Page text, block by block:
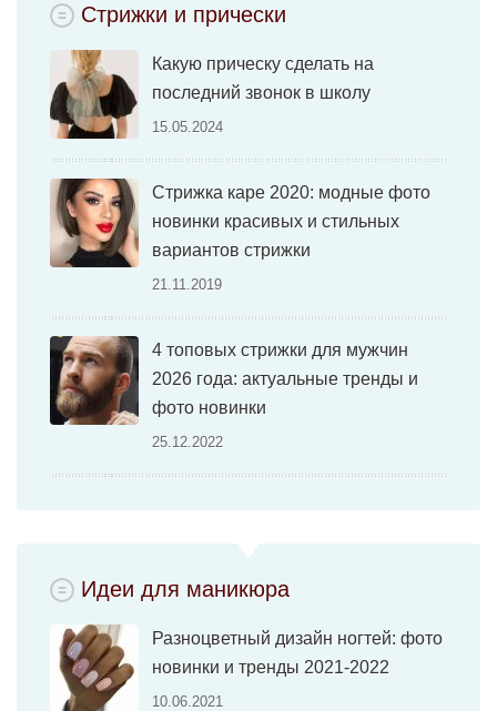
Стрижки и прически
Какую прическу сделать на
последний звонок в школу
15.05.2024
Стрижка каре 2020: модные фото
новинки красивых и стильных
вариантов стрижки
21.11.2019
4 топовых стрижки для мужчин
2026 года: актуальные тренды и
фото новинки
25.12.2022
Идеи для маникюра
Разноцветный дизайн ногтей: фото
новинки и тренды 2021-2022
10.06.2021